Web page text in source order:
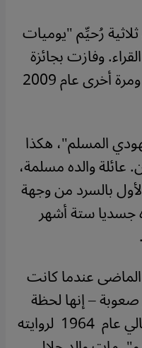
ثلاثية رُحيِّم "يوميات
وفازت بجائزة
الدولة التشجيعية عام 2005 ومرة أخرى عام 2009
المسلم"، هكذا
عائلة والده مسلمة،
بالسرد من وجهة
جسديا ستة أشهر
.
عندما كانت
– إنها لحظة
تاريخية، التي اختارها وجيه غالي عام 1964 لروايته